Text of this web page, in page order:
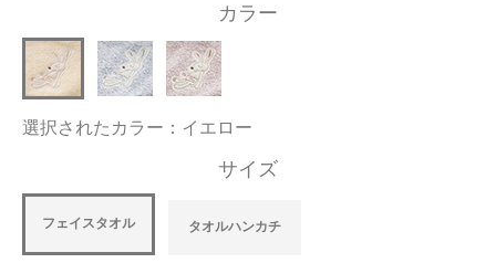
大量購入・法人向けの購入の方は
お問い合わせ
カラー
選択されたカラー：イエロー
サイズ
フェイスタオル タオルハンカチ